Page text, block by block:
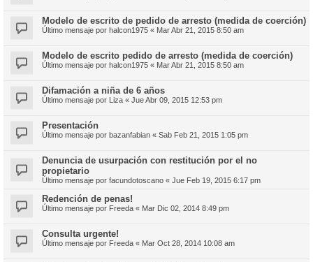
Modelo de escrito de pedido de arresto (medida de coerción)
Último mensaje por halcon1975 « Mar Abr 21, 2015 8:50 am
Modelo de escrito pedido de arresto (medida de coerción)
Último mensaje por halcon1975 « Mar Abr 21, 2015 8:50 am
Difamación a niña de 6 años
Último mensaje por Liza « Jue Abr 09, 2015 12:53 pm
Presentación
Último mensaje por bazanfabian « Sab Feb 21, 2015 1:05 pm
Denuncia de usurpación con restitución por el no
propietario
Último mensaje por facundotoscano « Jue Feb 19, 2015 6:17 pm
Redención de penas!
Último mensaje por Freeda « Mar Dic 02, 2014 8:49 pm
Consulta urgente!
Último mensaje por Freeda « Mar Oct 28, 2014 10:08 am